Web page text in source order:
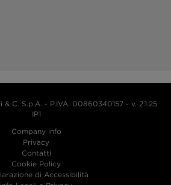
C. S.p.A. - P.IVA: 00860340157 - v. 2.1.25
IP1
Company info
Privacy
Contatti
Cookie Policy
di Accessibilità